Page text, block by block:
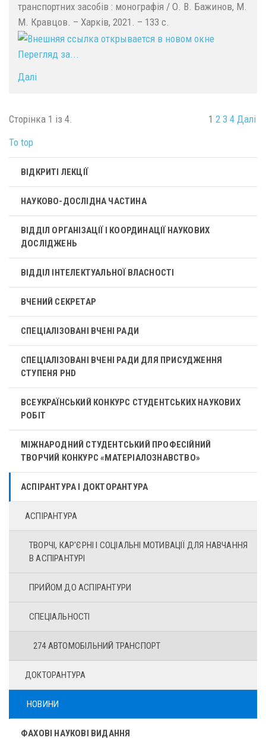
транспортних засобів : монографія / О. В. Бажинов, М.
М. Кравцов. – Харків, 2021. – 133 с.
Перегляд за...
Далі
Сторінка 1 із 4. 1 2 3 4 Далі
To top
ВІДКРИТІ ЛЕКЦІЇ
НАУКОВО-ДОСЛІДНА ЧАСТИНА
ВІДДІЛ ОРГАНІЗАЦІЇ І КООРДИНАЦІЇ НАУКОВИХ
ДОСЛІДЖЕНЬ
ВІДДІЛ ІНТЕЛЕКТУАЛЬНОЇ ВЛАСНОСТІ
ВЧЕНИЙ СЕКРЕТАР
СПЕЦІАЛІЗОВАНІ ВЧЕНІ РАДИ
СПЕЦІАЛІЗОВАНІ ВЧЕНІ РАДИ ДЛЯ ПРИСУДЖЕННЯ
СТУПЕНЯ PHD
ВСЕУКРАЇНСЬКИЙ КОНКУРС СТУДЕНТСЬКИХ НАУКОВИХ
РОБІТ
МІЖНАРОДНИЙ СТУДЕНТСЬКИЙ ПРОФЕСІЙНИЙ
ТВОРЧИЙ КОНКУРС «МАТЕРІАЛОЗНАВСТВО»
АСПІРАНТУРА І ДОКТОРАНТУРА
АСПІРАНТУРА
ТВОРЧІ, КАР'ЄРНІ І CОЦІАЛЬНІ МОТИВАЦІЇ ДЛЯ НАВЧАННЯ
В АСПІРАНТУРІ
ПРИЙОМ ДО АСПІРАНТУРИ
СПЕЦІАЛЬНОСТІ
274 АВТОМОБІЛЬНИЙ ТРАНСПОРТ
ДОКТОРАНТУРА
НОВИНИ
ФАХОВІ НАУКОВІ ВИДАННЯ